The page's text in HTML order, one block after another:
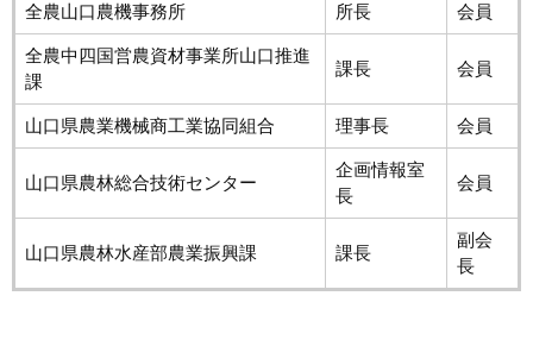
全農山口農機事務所 所長 会員
全農中四国営農資材事業所山口推進
課
課長 会員
山口県農業機械商工業協同組合 理事長 会員
山口県農林総合技術センター
企画情報室
長
会員
山口県農林水産部農業振興課 課長
副会
長